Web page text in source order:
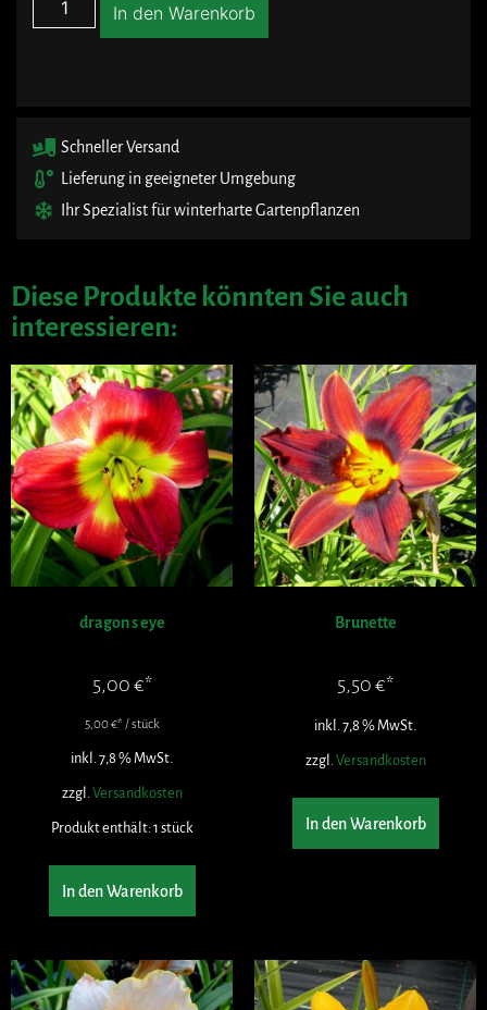
In den Warenkorb
Schneller Versand
Lieferung in geeigneter Umgebung
Ihr Spezialist für winterharte Gartenpflanzen
Diese Produkte könnten Sie auch
interessieren:
dragon s eye
5,00 €
5,00€ /stück
inkl. 7,8 % MwSt.
zzgl. Versandkosten
Produkt enthält: 1 stück
In den Warenkorb
Brunette
5,50 €
inkl. 7,8 % MwSt.
zzgl. Versandkosten
In den Warenkorb